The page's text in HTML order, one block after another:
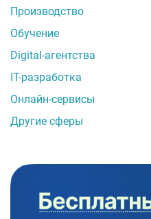
Производство
Обучение
Digital-агентства
IT-разработка
Онлайн-сервисы
Другие сферы